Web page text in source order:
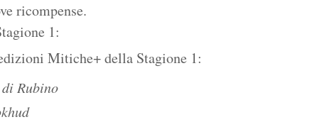
ricompense.
1:
Mitiche+ della Stagione 1:
Rubino